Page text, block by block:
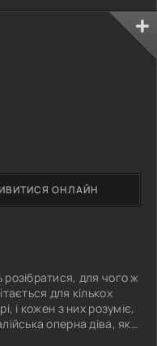
для чого ж
для кількох
і кожен з них розуміє,
оперна діва, яка
ОНЛАЙН